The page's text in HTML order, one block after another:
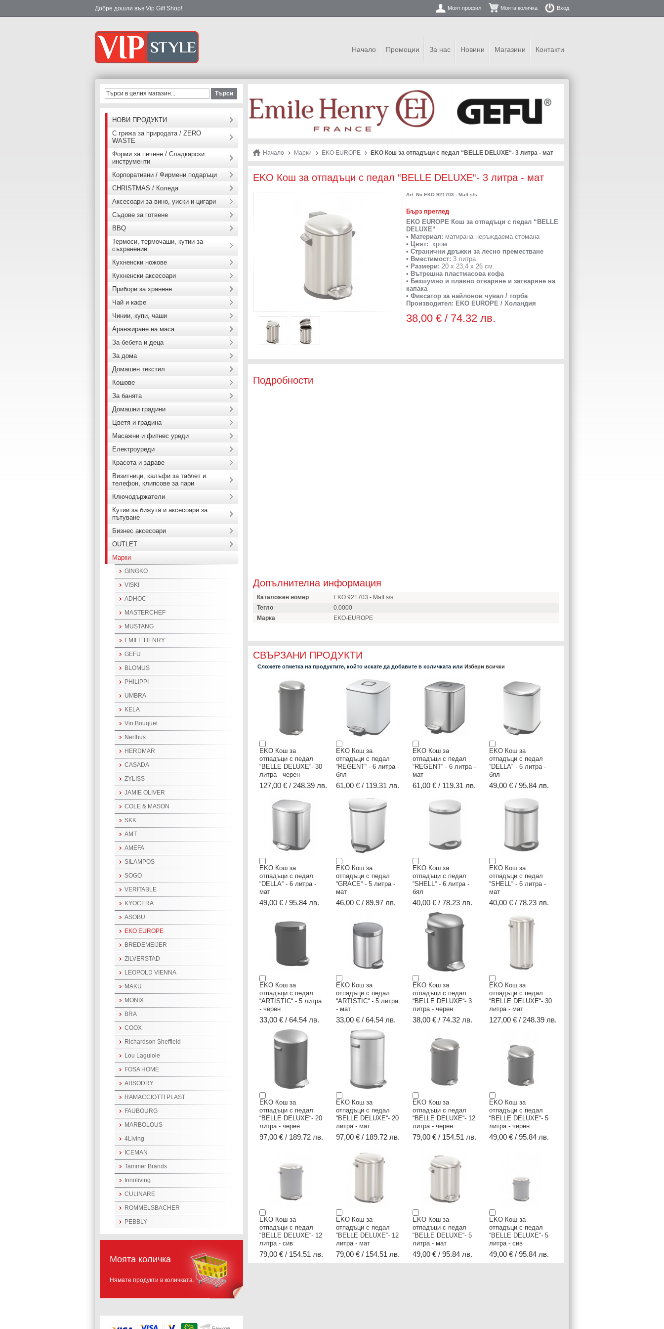
Добре дошли във Vip Gift Shop! Моят профил Моята количка Вход
Начало Промоции За нас Новини Магазини Контакти
Начало Марки EKO EUROPE EKO Кош за отпадъци с педал “BELLE DELUXE“- 3 литра - мат
EKO Кош за отпадъци с педал “BELLE DELUXE“- 3 литра - мат
Art. No EKO 921703 - Matt s/s
Бърз преглед
EKO EUROPE Кош за отпадъци с педал “BELLE
DELUXE“
• Материал: матирана неръждаема стомана
• Цвят: хром
• Странични дръжки за лесно преместване
• Вместимост: 3 литра
• Размери: 20 х 23,4 х 26 см.
• Вътрешна пластмасова кофа
• Безшумно и плавно отваряне и затваряне на
капака
• Фиксатор за найлонов чувал / торба
Производител: EKO EUROPE / Холандия
38,00 € / 74.32 лв.
Подробности
Допълнителна информация
Каталожен номер
EKO 921703 - Matt s/s
Тегло
0.0000
Марка
EKO-EUROPE
СВЪРЗАНИ ПРОДУКТИ
Сложете отметка на продуктите, който искате да добавите в количката или Избери всички
EKO Кош за
отпадъци с педал
“BELLE DELUXE“- 30
литра - черен
127,00 € / 248.39 лв.
EKO Кош за
отпадъци с педал
“REGENT“ - 6 литра -
бял
61,00 € / 119.31 лв.
EKO Кош за
отпадъци с педал
“REGENT“ - 6 литра -
мат
61,00 € / 119.31 лв.
EKO Кош за
отпадъци с педал
“DELLA“ - 6 литра -
бял
49,00 € / 95.84 лв.
EKO Кош за
отпадъци с педал
“DELLA“ - 6 литра -
мат
49,00 € / 95.84 лв.
EKO Кош за
отпадъци с педал
“GRACE“ - 5 литра -
мат
46,00 € / 89.97 лв.
EKO Кош за
отпадъци с педал
“SHELL“ - 6 литра -
бял
40,00 € / 78.23 лв.
EKO Кош за
отпадъци с педал
“SHELL“ - 6 литра -
мат
40,00 € / 78.23 лв.
EKO Кош за
отпадъци с педал
“ARTISTIC“ - 5 литра
- черен
33,00 € / 64.54 лв.
EKO Кош за
отпадъци с педал
“ARTISTIC“ - 5 литра
- мат
33,00 € / 64.54 лв.
EKO Кош за
отпадъци с педал
“BELLE DELUXE“- 3
литра - черен
38,00 € / 74.32 лв.
EKO Кош за
отпадъци с педал
“BELLE DELUXE“- 30
литра - мат
127,00 € / 248.39 лв.
EKO Кош за
отпадъци с педал
“BELLE DELUXE“- 20
литра - черен
97,00 € / 189.72 лв.
EKO Кош за
отпадъци с педал
“BELLE DELUXE“- 20
литра - мат
97,00 € / 189.72 лв.
EKO Кош за
отпадъци с педал
“BELLE DELUXE“- 12
литра - черен
79,00 € / 154.51 лв.
EKO Кош за
отпадъци с педал
“BELLE DELUXE“- 5
литра - черен
49,00 € / 95.84 лв.
EKO Кош за
отпадъци с педал
“BELLE DELUXE“- 12
литра - сив
79,00 € / 154.51 лв.
EKO Кош за
отпадъци с педал
“BELLE DELUXE“- 12
литра - мат
79,00 € / 154.51 лв.
EKO Кош за
отпадъци с педал
“BELLE DELUXE“- 5
литра - мат
49,00 € / 95.84 лв.
EKO Кош за
отпадъци с педал
“BELLE DELUXE“- 5
литра - сив
49,00 € / 95.84 лв.
Търси
НОВИ ПРОДУКТИ
С грижа за природата / ZERO
WASTE
Форми за печене / Сладкарски
инструменти
Корпоративни / Фирмени подаръци
CHRISTMAS / Коледа
Аксесоари за вино, уиски и цигари
Съдове за готвене
BBQ
Термоси, термочаши, кутии за
съхранение
Кухненски ножове
Кухненски аксесоари
Прибори за хранене
Чай и кафе
Чинии, купи, чаши
Аранжиране на маса
За бебета и деца
За дома
Домашен текстил
Кошове
За банята
Домашни градини
Цветя и градина
Масажни и фитнес уреди
Електроуреди
Красота и здраве
Визитници, калъфи за таблет и
телефон, клипсове за пари
Ключодържатели
Кутии за бижута и аксесоари за
пътуване
Бизнес аксесоари
OUTLET
Марки
GINGKO
VISKI
ADHOC
MASTERCHEF
MUSTANG
EMILE HENRY
GEFU
BLOMUS
PHILIPPI
UMBRA
KELA
Vin Bouquet
Nerthus
HERDMAR
CASADA
ZYLISS
JAMIE OLIVER
COLE & MASON
SKK
AMT
AMEFA
SILAMPOS
SOGO
VERITABLE
KYOCERA
ASOBU
EKO EUROPE
BREDEMEIJER
ZILVERSTAD
LEOPOLD VIENNA
MAKU
MONIX
BRA
COOX
Richardson Sheffield
Lou Laguiole
FOSA HOME
ABSODRY
RAMACCIOTTI PLAST
FAUBOURG
MARBOLOUS
4Living
ICEMAN
Tammer Brands
Innoliving
CULINARE
ROMMELSBACHER
PEBBLY
Моята количка
Нямате продукти в количката.